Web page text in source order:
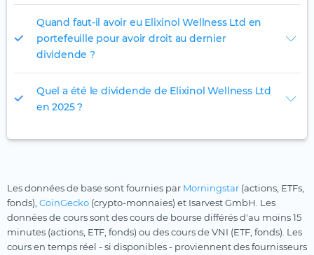
Quand faut-il avoir eu Elixinol Wellness Ltd en
portefeuille pour avoir droit au dernier
dividende ?
Quel a été le dividende de Elixinol Wellness Ltd
en 2025 ?
Les données de base sont fournies par Morningstar (actions, ETFs,
fonds), CoinGecko (crypto-monnaies) et Isarvest GmbH. Les
données de cours sont des cours de bourse différés d'au moins 15
minutes (actions, ETF, fonds) ou des cours de VNI (ETF, fonds). Les
cours en temps réel - si disponibles - proviennent des fournisseurs